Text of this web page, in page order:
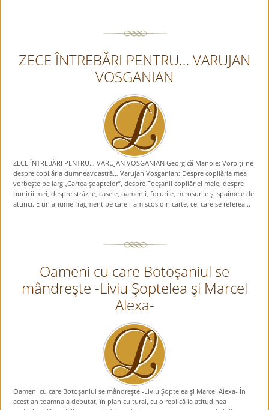
ZECE ÎNTREBĂRI PENTRU… VARUJAN
VOSGANIAN
ZECE ÎNTREBĂRI PENTRU… VARUJAN VOSGANIAN Georgică Manole: Vorbiţi-ne
despre copilăria dumneavoastră… Varujan Vosganian: Despre copilăria mea
vorbeşte pe larg „Cartea şoaptelor”, despre Focşanii copilăriei mele, despre
bunicii mei, despre străzile, casele, oamenii, focurile, mirosurile şi spaimele de
atunci. E un anume fragment pe care l-am scos din carte, cel care se referea...
Oameni cu care Botoşaniul se
mândreşte -Liviu Şoptelea şi Marcel
Alexa-
Oameni cu care Botoşaniul se mândreşte -Liviu Şoptelea şi Marcel Alexa- În
acest an toamna a debutat, în plan cultural, cu o replică la atitudinea